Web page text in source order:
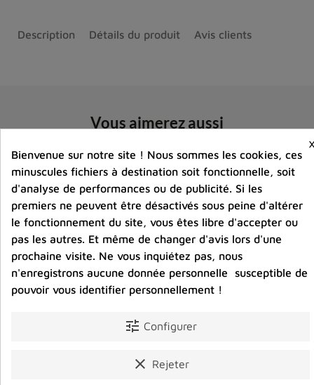
Description Détails du produit Avis clients
Vous aimerez aussi
Bienvenue sur notre site ! Nous sommes les cookies, ces
minuscules fichiers à destination soit fonctionnelle, soit
d'analyse de performances ou de publicité. Si les
premiers ne peuvent être désactivés sous peine d'altérer
le fonctionnement du site, vous êtes libre d'accepter ou
pas les autres. Et même de changer d'avis lors d'une
prochaine visite. Ne vous inquiétez pas, nous
n'enregistrons aucune donnée personnelle susceptible de
pouvoir vous identifier personnellement !
tune Configurer
clear Rejeter